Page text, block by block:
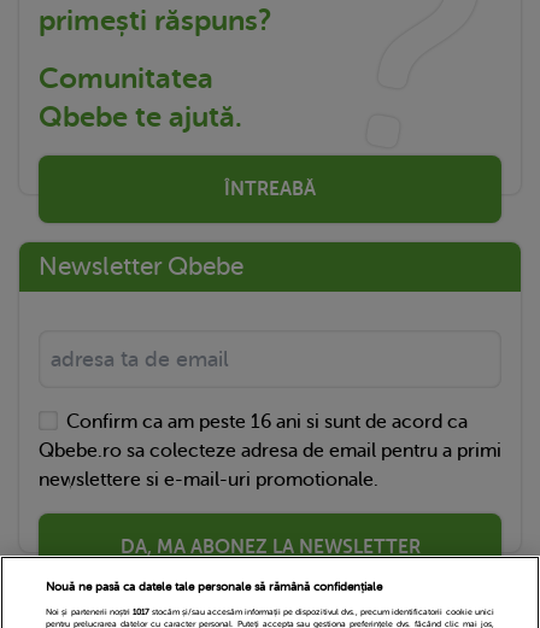
primești răspuns?
Comunitatea
Qbebe te ajută.
ÎNTREABĂ
Newsletter Qbebe
Confirm ca am peste 16 ani si sunt de acord ca
Qbebe.ro sa colecteze adresa de email pentru a primi
newslettere si e-mail-uri promotionale.
DA, MA ABONEZ LA NEWSLETTER
Nouă ne pasă ca datele tale personale să rămână confidențiale
Noi și partenerii noștri 1017stocăm și/sau accesăm informații pe dispozitivul dvs., precum identificatorii cookie unici
pentru prelucrarea datelor cu caracter personal. Puteți accepta sau gestiona preferințele dvs. făcând clic mai jos,